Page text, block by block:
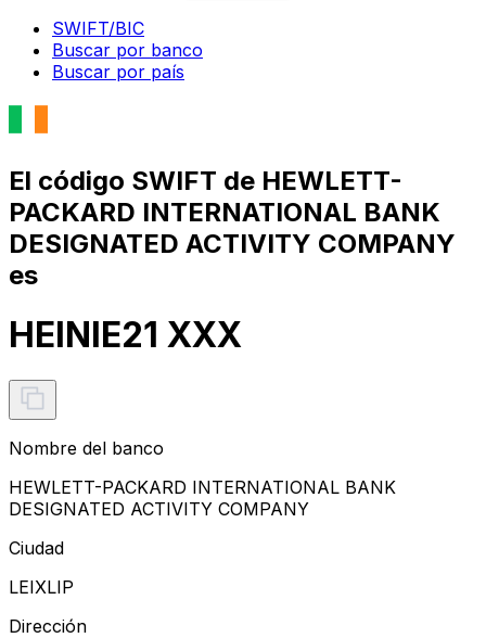
SWIFT/BIC
Buscar por banco
Buscar por país
El código SWIFT de HEWLETT-
PACKARD INTERNATIONAL BANK
DESIGNATED ACTIVITY COMPANY
es
HEINIE21 XXX
Nombre del banco
HEWLETT-PACKARD INTERNATIONAL BANK
DESIGNATED ACTIVITY COMPANY
Ciudad
LEIXLIP
Dirección